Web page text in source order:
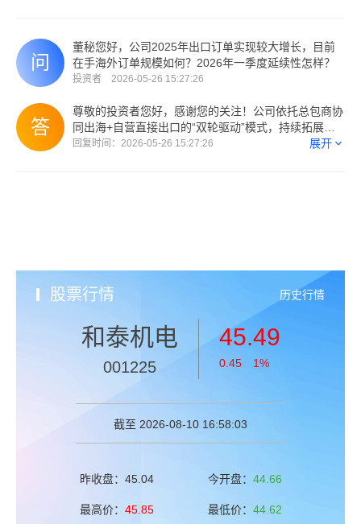
董秘您好，公司2025年出口订单实现较大增长，目前
在手海外订单规模如何？2026年一季度延续性怎样？
投资者 2026-05-26 15:27:26
尊敬的投资者您好，感谢您的关注！公司依托‌总包商协
同出海+自营直接出口‌的“双轮驱动”模式，持续拓展海
外业务。具体经营业绩请您关注公司定期报告。谢谢！
回复时间：2026-05-26 15:27:26 展开
股票行情 历史行情
和泰机电
001225
45.49
0.45 1%
截至 2026-08-10 16:58:03
昨收盘：45.04 今开盘： 44.66
最高价： 45.85 最低价： 44.62